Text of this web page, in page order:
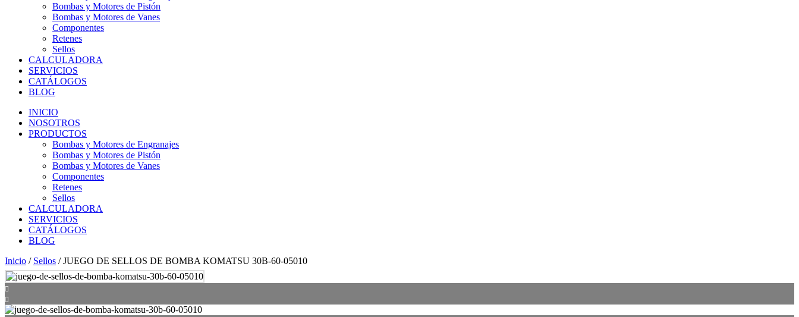
Bombas y Motores de Pistón
Bombas y Motores de Vanes
Componentes
Retenes
Sellos
CALCULADORA
SERVICIOS
CATÁLOGOS
BLOG
INICIO
NOSOTROS
PRODUCTOS
Bombas y Motores de Engranajes
Bombas y Motores de Pistón
Bombas y Motores de Vanes
Componentes
Retenes
Sellos
CALCULADORA
SERVICIOS
CATÁLOGOS
BLOG
Inicio / Sellos / JUEGO DE SELLOS DE BOMBA KOMATSU 30B-60-05010